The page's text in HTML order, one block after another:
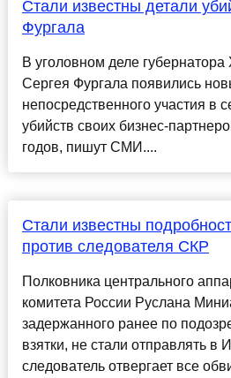
Стали известны детали
Фургала
В уголовном деле губернатора
Сергея Фургала появились
непосредственного участия в
убийств своих бизнес-
годов, пишут СМИ....
Стали известны
против следователя СКР
Полковника центрального
комитета России Руслана
задержанного ранее по
взятки, не стали отправлять в
следователь отвергает все